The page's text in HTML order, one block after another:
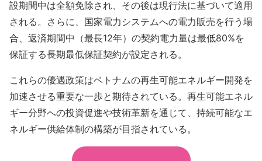
設期間中は全額免除され、その後は現行法に基づいて適用
される。さらに、国家電力システムへの電力販売を行う場
合、返済期間中（最長12年）の契約電力量は最低80%を
保証する長期最低保証契約が設定される。
これらの優遇政策はベトナムの再生可能エネルギー開発を
加速させる重要な一歩と期待されている。再生可能エネル
ギー分野への投資促進や技術革新を通じて、持続可能なエ
ネルギー供給体制の構築が目指されている。